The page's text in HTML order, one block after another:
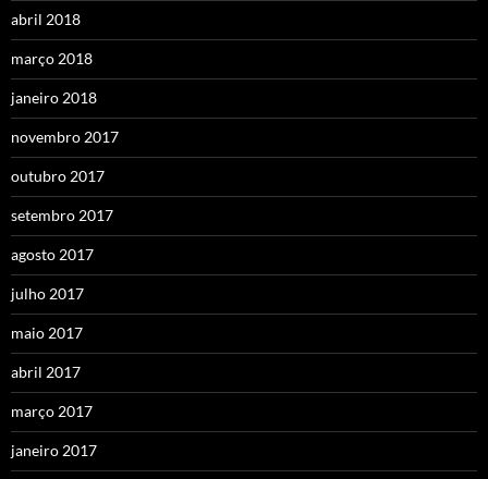
abril 2018
março 2018
janeiro 2018
novembro 2017
outubro 2017
setembro 2017
agosto 2017
julho 2017
maio 2017
abril 2017
março 2017
janeiro 2017